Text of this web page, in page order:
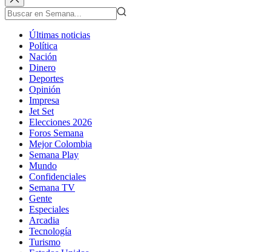
Últimas noticias
Política
Nación
Dinero
Deportes
Opinión
Impresa
Jet Set
Elecciones 2026
Foros Semana
Mejor Colombia
Semana Play
Mundo
Confidenciales
Semana TV
Gente
Especiales
Arcadia
Tecnología
Turismo